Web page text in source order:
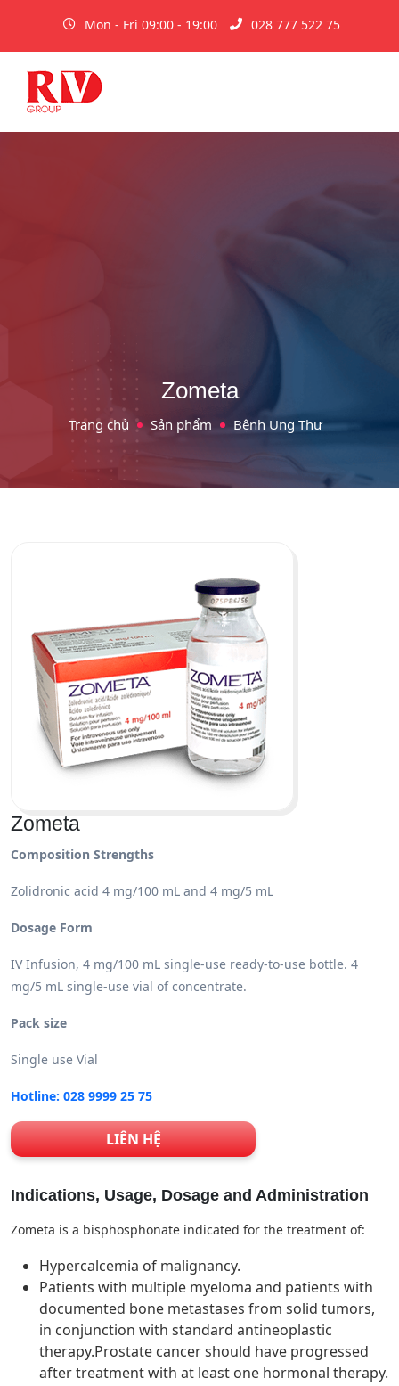
Mon - Fri 09:00 - 19:00 028 777 522 75
Zometa
Trang chủ Sản phẩm Bệnh Ung Thư
Zometa
Composition Strengths
Zolidronic acid 4 mg/100 mL and 4 mg/5 mL
Dosage Form
IV Infusion, 4 mg/100 mL single-use ready-to-use bottle. 4
mg/5 mL single-use vial of concentrate.
Pack size
Single use Vial
Hotline: 028 9999 25 75
LIÊN HỆ
Indications, Usage, Dosage and Administration
Zometa is a bisphosphonate indicated for the treatment of:
Hypercalcemia of malignancy.
Patients with multiple myeloma and patients with
documented bone metastases from solid tumors,
in conjunction with standard antineoplastic
therapy.Prostate cancer should have progressed
after treatment with at least one hormonal therapy.